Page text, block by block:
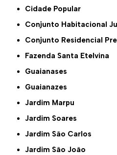
Cidade Popular
Conjunto Habitacional
Conjunto Residencial
Fazenda Santa Etelvina
Guaianases
Guaianazes
Jardim Marpu
Jardim Soares
Jardim São Carlos
Jardim São João